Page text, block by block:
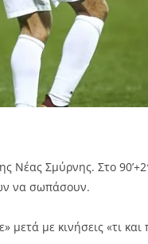
Σμύρνης. Στο
να σωπάσουν.
μετά με κινήσεις «τι και